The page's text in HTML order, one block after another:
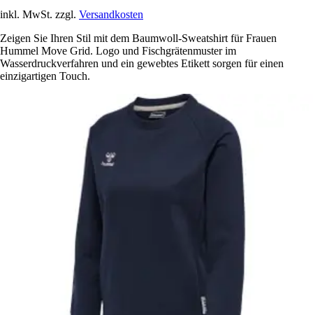
inkl. MwSt. zzgl. Versandkosten
Zeigen Sie Ihren Stil mit dem Baumwoll-Sweatshirt für Frauen
Hummel Move Grid. Logo und Fischgrätenmuster im
Wasserdruckverfahren und ein gewebtes Etikett sorgen für einen
einzigartigen Touch.